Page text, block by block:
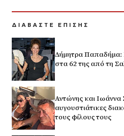
ΔΙΑΒΑΣΤΕ ΕΠΙΣΗΣ
Δήμητρα Παπαδήμα:
στα 62 της από τη
Αντώνης και Ιωάννα
αυγουστιάτικες
τους φίλους τους